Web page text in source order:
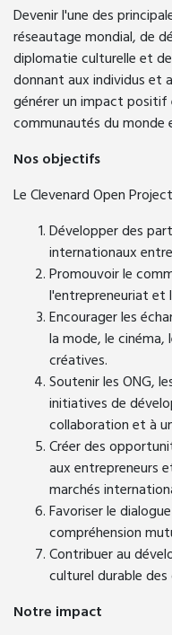
Devenir l'une des
réseautage mondial, de
diplomatie culturelle et
donnant aux individus et
générer un impact positif
communautés du monde
Nos objectifs
Le Clevenard Open
Développer des
internationaux
Promouvoir le
l'entrepreneuriat et
Encourager les
la mode, le
créatives.
Soutenir les ONG,
initiatives de
collaboration et à
Créer des
aux entrepreneurs
marchés
Favoriser le
compréhension
Contribuer au
culturel durable
Notre impact